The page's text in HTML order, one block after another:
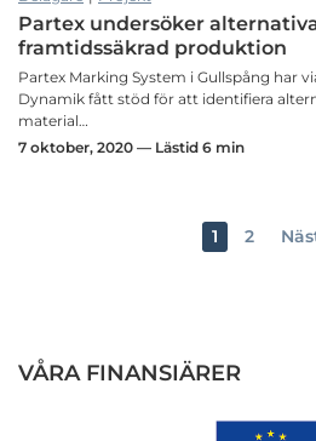
Partex undersöker
framtidssäkrad produktion
Partex Marking System i Gullspång har
Dynamik fått stöd för att identifiera
material…
7 oktober, 2020 — Lästid 6 min
1 2
VÅRA FINANSIÄRER